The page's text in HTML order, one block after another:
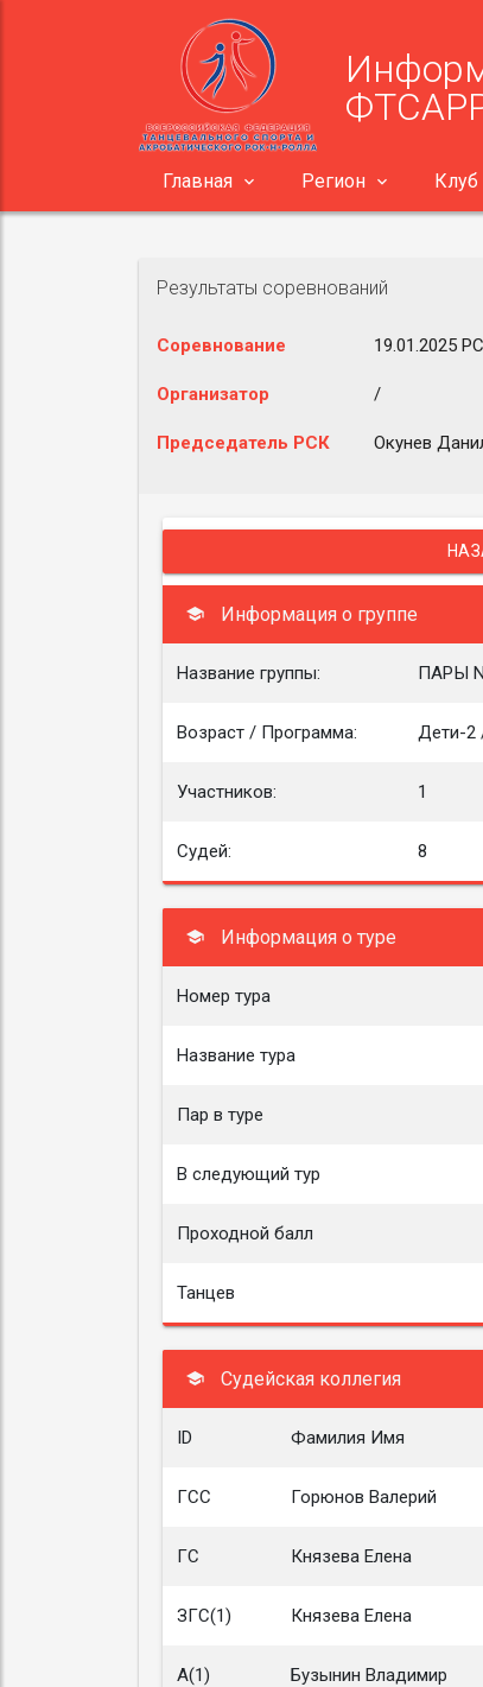
Главная Регион Клуб
Результаты соревнований
Соревнование 19.01.2025
Организатор /
Председатель РСК Окунев
Информация о группе
Название группы: ПАРЫ
Возраст / Программа: Дети-2
Участников: 1
Судей: 8
Информация о туре
Номер тура
Название тура
Пар в туре
В следующий тур
Проходной балл
Танцев
Судейская коллегия
ID Фамилия Имя
ГСС Горюнов Валерий
ГС Князева Елена
ЗГС(1) Князева Елена
A(1) Бузынин Владимир